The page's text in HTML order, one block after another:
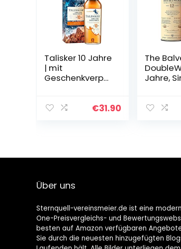
Talisker 10 Jahre
| mit
Geschenkverpa
aromatischer
€31.90
The
Jahre,
ein
Über uns
Sternquell-vereinsmeier.de ist eine
One-Preisvergleichs- und
besten auf Amazon verfügbaren
Sie durch die neuesten hinzugefügten